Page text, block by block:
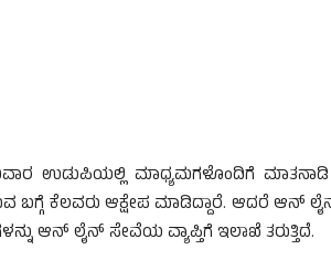
ಉಡುಪಿಯಲ್ಲಿ ಮಾಧ್ಯಮಗಳೊಂದಿಗೆ
ಬಗ್ಗೆ ಕೆಲವರು ಆಕ್ಷೇಪ ಮಾಡಿದ್ದಾರೆ. ಆದರೆ ಆನ್
ಆನ್ ಲೈನ್ ಸೇವೆಯ ವ್ಯಾಪ್ತಿಗೆ ಇಲಾಖೆ ತರುತ್ತಿದೆ.